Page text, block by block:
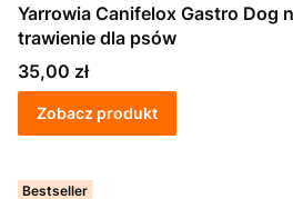
Yarrowia Canifelox Gastro Dog
trawienie dla psów
Cena
35,00 zł
Zobacz produkt
Bestseller